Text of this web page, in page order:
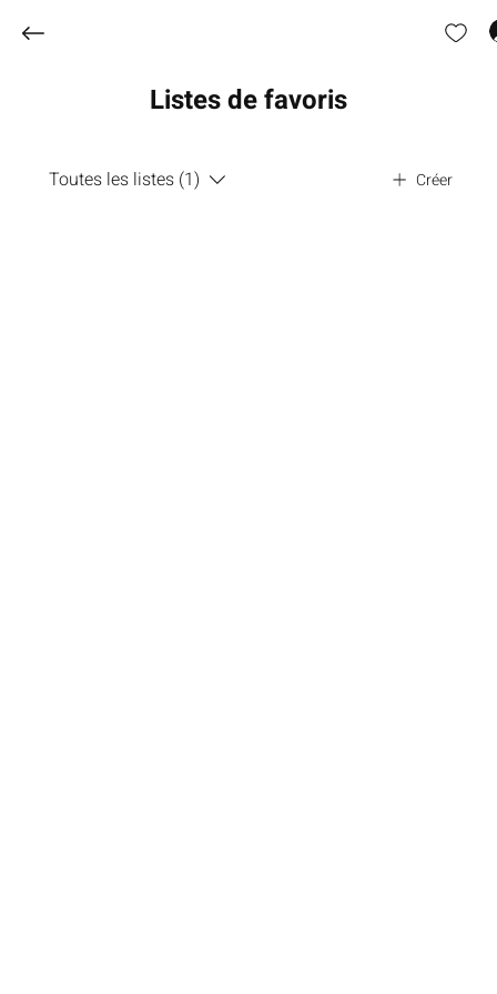
Toutes les listes (1) Créer
Listes de favoris